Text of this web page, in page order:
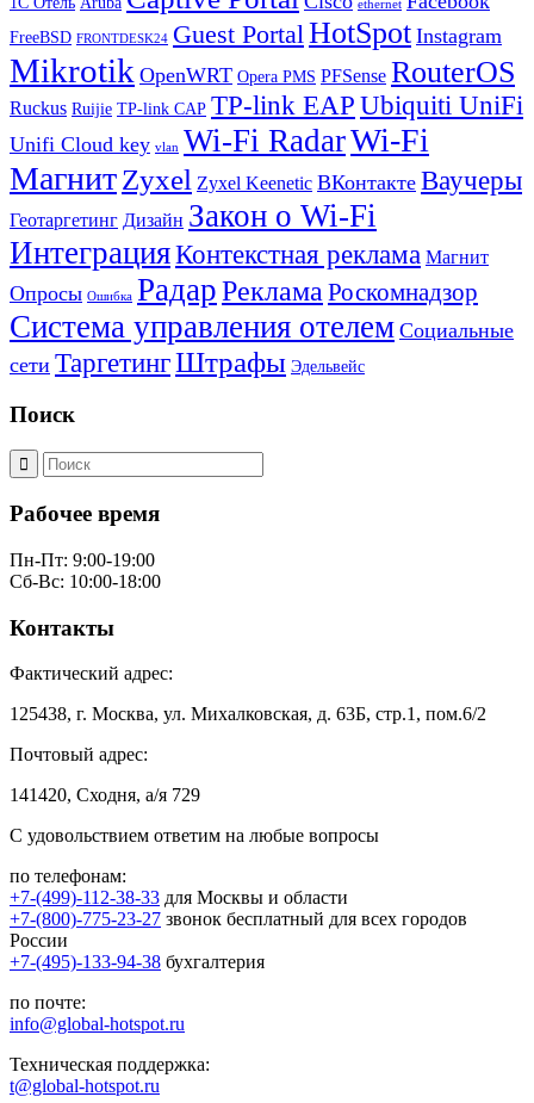
ethernet
FreeBSD FRONTDESK24 Guest PortalHotSpot Instagram
Mikrotik OpenWRT Opera PMS PFSense RouterOS
Ruckus Ruijie TP-link CAP TP-link EAP Ubiquiti UniFi
Unifi Cloud key vlan Wi-Fi RadarWi-Fi
МагнитZyxel Zyxel Keenetic ВКонтакте Ваучеры
Геотаргетинг Дизайн Закон о Wi-Fi
ИнтеграцияКонтекстная реклама Магнит
Опросы Ошибка РадарРеклама Роскомнадзор
Система управления отелем Социальные
сети ТаргетингШтрафы Эдельвейс
Поиск
Рабочее время
Пн-Пт: 9:00-19:00
Сб-Вс: 10:00-18:00
Контакты
Фактический адрес:
125438, г. Москва, ул. Михалковская, д. 63Б, стр.1, пом.6/2
Почтовый адрес:
141420, Сходня, а/я 729
С удовольствием ответим на любые вопросы
по телефонам:
+7-(499)-112-38-33 для Москвы и области
+7-(800)-775-23-27 звонок бесплатный для всех городов
России
+7-(495)-133-94-38 бухгалтерия
по почте:
info@global-hotspot.ru
Техническая поддержка:
t@global-hotspot.ru